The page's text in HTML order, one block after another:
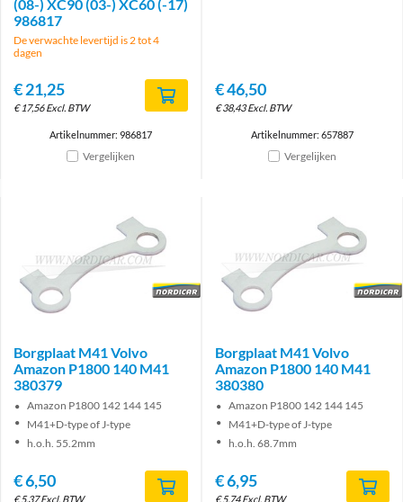
(08-) XC90 (03-) XC60 (-17)
986817
De verwachte levertijd is 2 tot 4
dagen
€21,25
€17,56 Excl. BTW
Artikelnummer: 986817
Vergelijken
€46,50
€38,43 Excl. BTW
Artikelnummer: 657887
Vergelijken
Brand
Borgplaat M41 Volvo
Amazon P1800 140 M41
380379
Amazon P1800 142 144 145
M41+D-type of J-type
h.o.h. 55.2mm
€6,50
€5,37 Excl. BTW
Brand
Borgplaat M41 Volvo
Amazon P1800 140 M41
380380
Amazon P1800 142 144 145
M41+D-type of J-type
h.o.h. 68.7mm
€6,95
€5,74 Excl. BTW